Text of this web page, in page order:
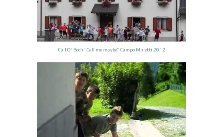
Call Of Bech "Call me maybe" Campo Muletti 2012